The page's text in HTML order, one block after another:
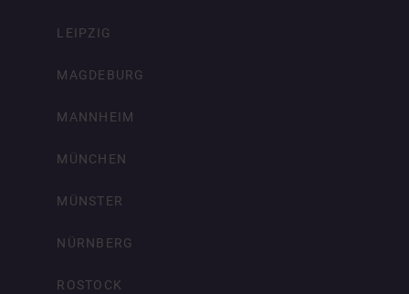
LEIPZIG
MAGDEBURG
MANNHEIM
MÜNCHEN
MÜNSTER
NÜRNBERG
ROSTOCK